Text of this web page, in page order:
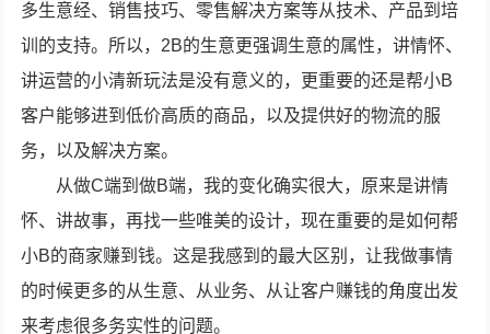
多生意经、销售技巧、零售解决方案等从技术、产品到培
训的支持。所以，2B的生意更强调生意的属性，讲情怀、
讲运营的小清新玩法是没有意义的，更重要的还是帮小B
客户能够进到低价高质的商品，以及提供好的物流的服
务，以及解决方案。
从做C端到做B端，我的变化确实很大，原来是讲情
怀、讲故事，再找一些唯美的设计，现在重要的是如何帮
小B的商家赚到钱。这是我感到的最大区别，让我做事情
的时候更多的从生意、从业务、从让客户赚钱的角度出发
来考虑很多务实性的问题。